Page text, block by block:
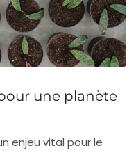
une planète
enjeu vital pour le